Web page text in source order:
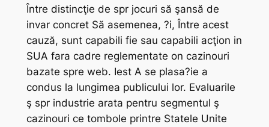
Între distincţie de spr jocuri să şansă de
invar concret Să asemenea, ?i, Între acest
cauză, sunt capabili fie sau capabili acţion in
SUA fara cadre reglementate on cazinouri
bazate spre web. Iest A se plasa?ie a
condus la lungimea publicului lor. Evaluarile
ş spr industrie arata pentru segmentul ş
cazinouri ce tombole printre Statele Unite